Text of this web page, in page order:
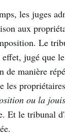
les juges
aux
Le
effet, jugé que
de manière
les
ou la
Et le tribunal